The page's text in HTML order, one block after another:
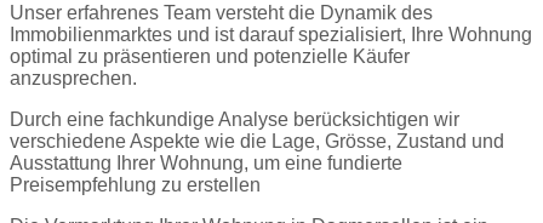
Unser erfahrenes Team versteht die Dynamik des
Immobilienmarktes und ist darauf spezialisiert, Ihre Wohnung
optimal zu präsentieren und potenzielle Käufer
anzusprechen.
Durch eine fachkundige Analyse berücksichtigen wir
verschiedene Aspekte wie die Lage, Grösse, Zustand und
Ausstattung Ihrer Wohnung, um eine fundierte
Preisempfehlung zu erstellen